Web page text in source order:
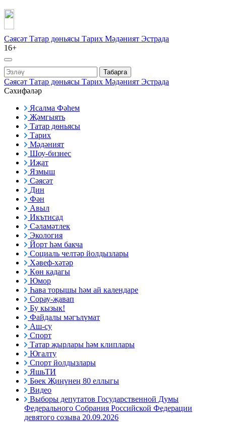
Сәясәт Татар дөньясы Тарих Мәдәният Эстрада
16+
Табарга
Сәясәт Татар дөньясы Тарих Мәдәният Эстрада
Сәхифәләр
Ясалма Фәһем
Җәмгыять
Татар дөньясы
Тарих
Мәдәният
Шоу-бизнес
Иҗат
Язмыш
Сәясәт
Дин
Фән
Авыл
Икътисад
Сәламәтлек
Экология
Йорт һәм бакча
Социаль челтәр йолдызлары
Хәвеф-хәтәр
Көн кадагы
Юмор
Һава торышы һәм ай календаре
Сорау-җавап
Бу кызык!
Файдалы мәгълүмат
Аш-су
Спорт
Татар җырлары һәм клиплары
Югалту
Спорт йолдызлары
ЯшьТИ
Бөек Җиңүнең 80 еллыгы
Видео
Выборы депутатов Государственной Думы
Федерального Собрания Российской Федерации
девятого созыва 20.09.2026